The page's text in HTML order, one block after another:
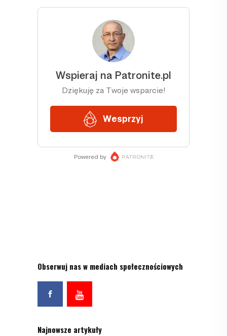
Obserwuj nas w mediach społecznościowych
Najnowsze artykuły